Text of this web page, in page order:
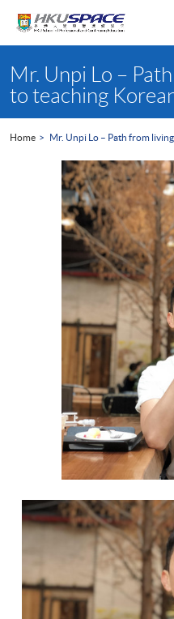
content
startMr. Unpi Lo –
to teaching
Home Mr. Unpi Lo – Path from